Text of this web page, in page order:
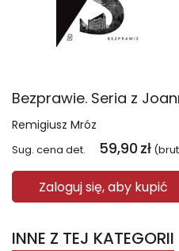
Remigiusz Mróz
Sug. cena det. 59,90 zł
Zaloguj się, aby kupić
INNE Z TEJ KATEGORII